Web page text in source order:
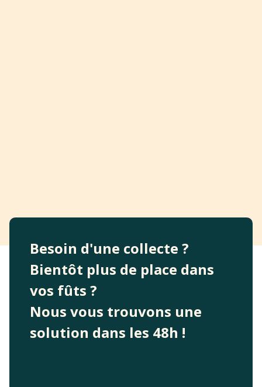
Besoin d'une collecte ?
Bientôt plus de place dans
vos fûts ?
Nous vous trouvons une
solution dans les 48h !